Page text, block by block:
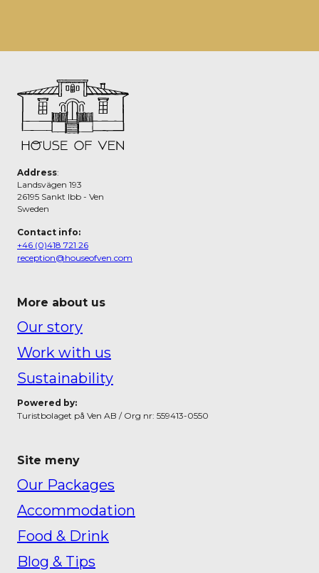
Address:
Landsvägen 193
26195 Sankt Ibb - Ven
Sweden
Contact info:
+46 (0)418 721 26
reception@houseofven.com
More about us
Our story
Work with us
Sustainability
Powered by:
Turistbolaget på Ven AB / Org nr: 559413-0550
Site meny
Our Packages
Accommodation
Food & Drink
Blog & Tips